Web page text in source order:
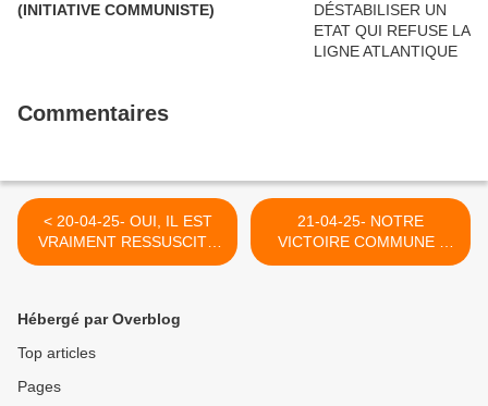
(INITIATIVE COMMUNISTE)
Commentaires
< 20-04-25- OUI, IL EST
VRAIMENT RESSUSCITE
(SOEURS DE SAINT
21-04-25- NOTRE
VICTOIRE COMMUNE (
OLESYA ORLENKO-LE
Hébergé par Overblog
Top articles
Pages